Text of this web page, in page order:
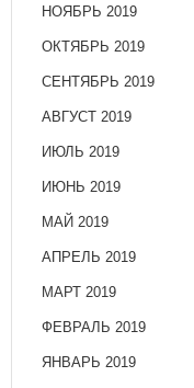
НОЯБРЬ 2019
ОКТЯБРЬ 2019
СЕНТЯБРЬ 2019
АВГУСТ 2019
ИЮЛЬ 2019
ИЮНЬ 2019
МАЙ 2019
АПРЕЛЬ 2019
МАРТ 2019
ФЕВРАЛЬ 2019
ЯНВАРЬ 2019